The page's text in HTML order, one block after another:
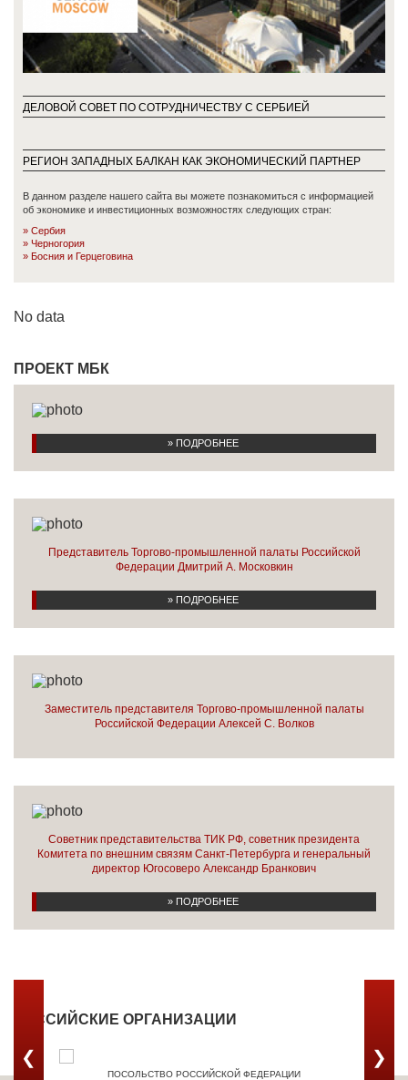
ДЕЛОВОЙ СОВЕТ ПО СОТРУДНИЧЕСТВУ С СЕРБИЕЙ
РЕГИОН ЗАПАДНЫХ БАЛКАН КАК ЭКОНОМИЧЕСКИЙ ПАРТНЕР
В данном разделе нашего сайта вы можете познакомиться с информацией
об экономике и инвестиционных возможностях следующих стран:
Сербия
Черногория
Босния и Герцеговинa
No data
ПРОЕКТ МБК
» ПОДРОБНЕЕ
Представитель Торгово-промышленной палаты Российской
Федерации Дмитрий А. Московкин
» ПОДРОБНЕЕ
Заместитель представителя Торгово-промышленной палаты
Российской Федерации Алексей С. Волков
Советник представительства ТИК РФ, советник президента
Комитета по внешним связям Санкт-Петербурга и генеральный
директор Югосоверо Александр Бранкович
» ПОДРОБНЕЕ
РОССИЙСКИЕ ОРГАНИЗАЦИИ
ПОСОЛЬСТВО РОССИЙСКОЙ ФЕДЕРАЦИИ
❮ ❯